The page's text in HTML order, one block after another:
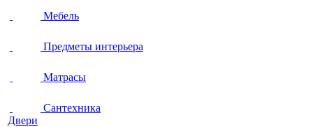
Мебель
Предметы интерьера
Матрасы
Сантехника
Двери